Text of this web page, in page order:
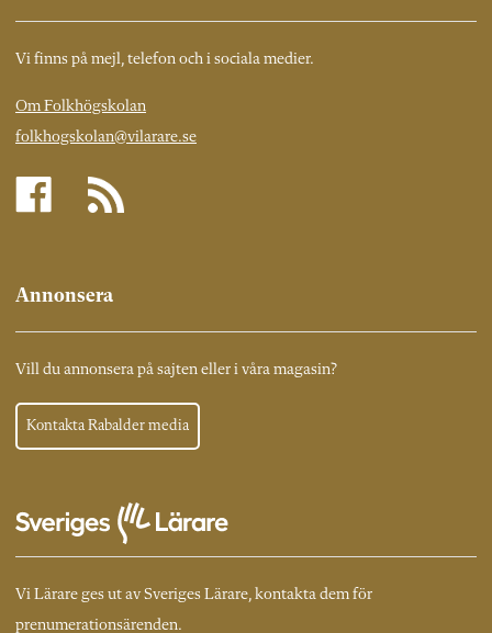
Vi finns på mejl, telefon och i sociala medier.
Om Folkhögskolan
folkhogskolan@vilarare.se
Annonsera
Vill du annonsera på sajten eller i våra magasin?
Kontakta Rabalder media
Vi Lärare ges ut av Sveriges Lärare, kontakta dem för
prenumerationsärenden.